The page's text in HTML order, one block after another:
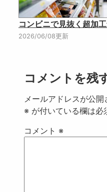
コンビニで見抜く超加
2026/06/08更新
コメントを残
メールアドレスが公開
※ が付いている欄は必
コメント ※